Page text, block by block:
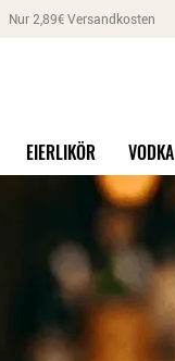
Nur 2,89€ Versandkosten
EIERLIKÖR VODKA